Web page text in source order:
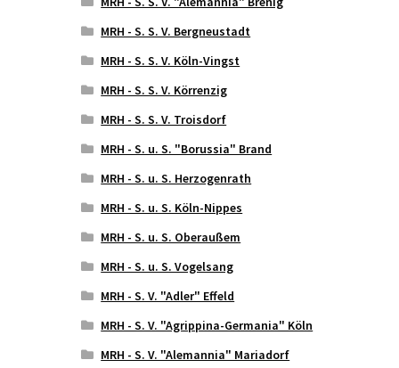
MRH - S. S. V. Bergneustadt
MRH - S. S. V. Köln-Vingst
MRH - S. S. V. Körrenzig
MRH - S. S. V. Troisdorf
MRH - S. u. S. "Borussia" Brand
MRH - S. u. S. Herzogenrath
MRH - S. u. S. Köln-Nippes
MRH - S. u. S. Oberaußem
MRH - S. u. S. Vogelsang
MRH - S. V. "Adler" Effeld
MRH - S. V. "Agrippina-Germania" Köln
MRH - S. V. "Alemannia" Mariadorf